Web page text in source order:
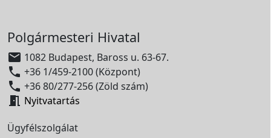
Polgármesteri Hivatal
 1082 Budapest, Baross u. 63-67.
 +36 1/459-2100 (Központ)
 +36 80/277-256 (Zöld szám)
 Nyitvatartás
Ügyfélszolgálat